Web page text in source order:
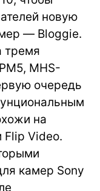
новую
— Bloggie.
тремя
MHS-
очередь
на
Flip Video.
камер Sony